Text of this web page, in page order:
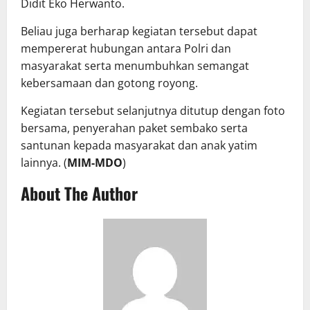
Didit Eko Herwanto.
Beliau juga berharap kegiatan tersebut dapat
mempererat hubungan antara Polri dan
masyarakat serta menumbuhkan semangat
kebersamaan dan gotong royong.
Kegiatan tersebut selanjutnya ditutup dengan foto
bersama, penyerahan paket sembako serta
santunan kepada masyarakat dan anak yatim
lainnya. (MIM-MDO)
About The Author